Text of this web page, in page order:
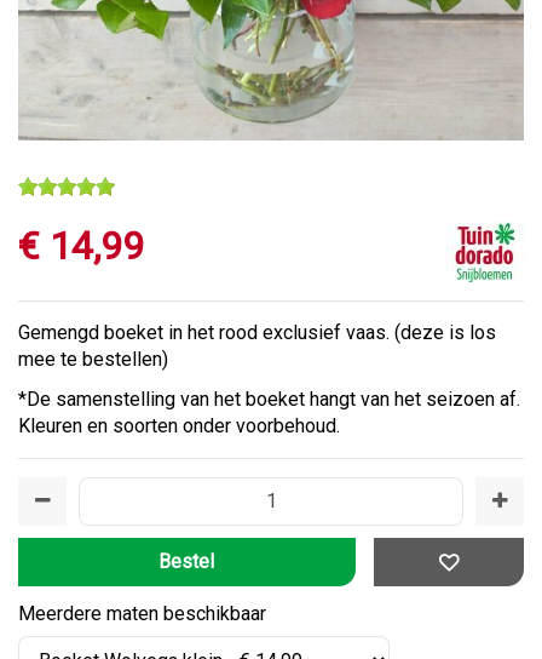
€ 14,99
Gemengd boeket in het rood exclusief vaas. (deze is los
mee te bestellen)
*De samenstelling van het boeket hangt van het seizoen af.
Kleuren en soorten onder voorbehoud.
Meerdere maten beschikbaar